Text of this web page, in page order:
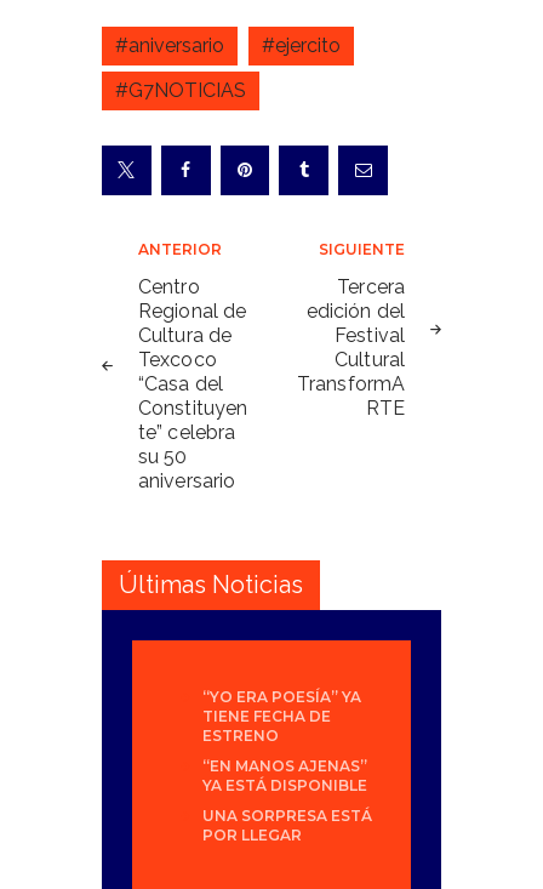
#aniversario
#ejercito
#G7NOTICIAS
Navegación
de
entradas
ANTERIOR
Centro
Regional de
Cultura de
Texcoco
“Casa del
Constituyen
te” celebra
su 50
aniversario
SIGUIENTE
Tercera
edición del
Festival
Cultural
TransformA
RTE
Últimas Noticias
“YO ERA POESÍA” YA
TIENE FECHA DE
ESTRENO
“EN MANOS AJENAS”
YA ESTÁ DISPONIBLE
UNA SORPRESA ESTÁ
POR LLEGAR